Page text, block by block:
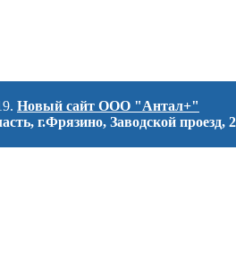
Новый сайт ООО "Антал+"
г.Фрязино, Заводской проезд, 2